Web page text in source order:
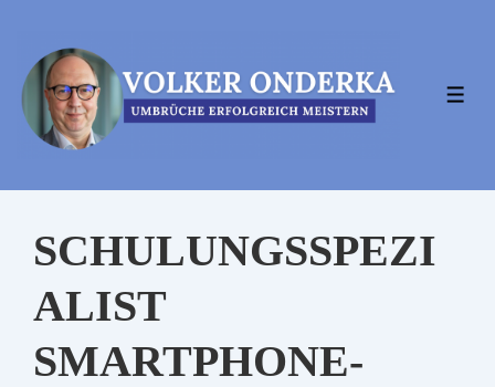
Inhalt
SCHULUNGSSPEZI
ALIST
SMARTPHONE-